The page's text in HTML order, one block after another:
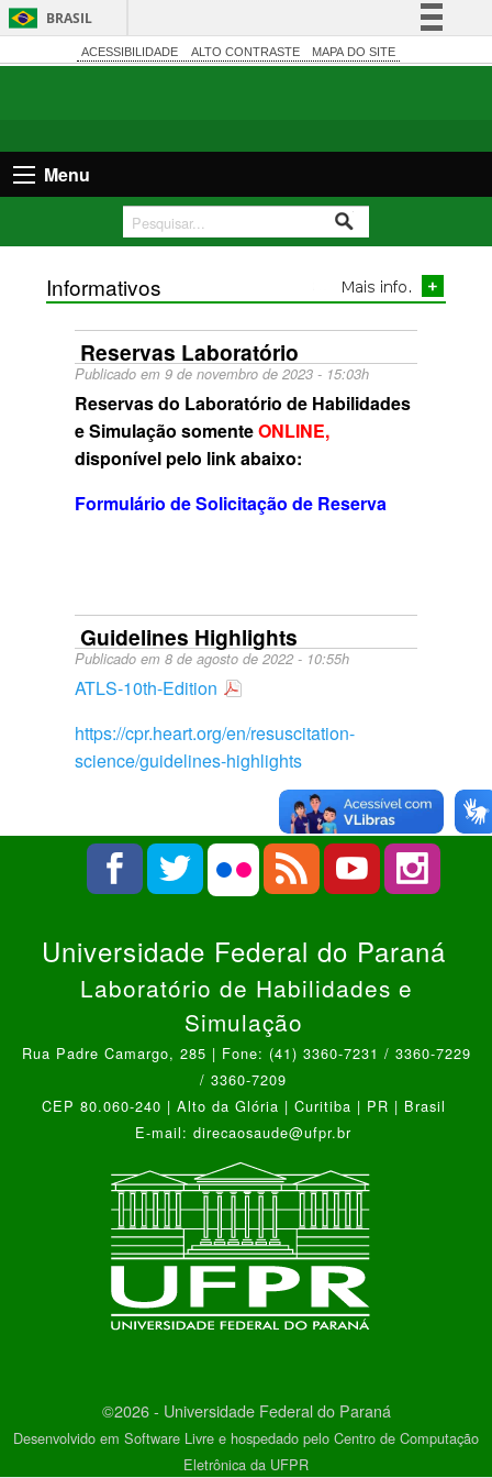
BRASIL
Simplifique!
Acesso à informação
Canais
ACESSIBILIDADE ALTO CONTRASTE MAPA DO SITE
Menu
Informativos
Reservas Laboratório
Publicado em 9 de novembro de 2023 - 15:03h
Reservas do Laboratório de Habilidades
e Simulação somenteONLINE,
disponível pelo link abaixo:
Formulário de Solicitação de Reserva
Guidelines Highlights
Publicado em 8 de agosto de 2022 - 10:55h
ATLS-10th-Edition
https://cpr.heart.org/en/resuscitation-
science/guidelines-highlights
Universidade Federal do Paraná
Laboratório de Habilidades e
Simulação
Rua Padre Camargo, 285 | Fone: (41) 3360-7231 / 3360-7229
/ 3360-7209
CEP 80.060-240 | Alto da Glória | Curitiba | PR | Brasil
E-mail: direcaosaude@ufpr.br
©2026 - Universidade Federal do Paraná
Desenvolvido em Software Livre e hospedado pelo Centro de Computação
Eletrônica da UFPR